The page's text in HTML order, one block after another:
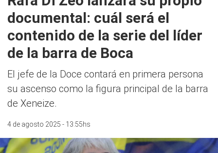
documental: cuál será el
contenido de la serie del líder
de la barra de Boca
El jefe de la Doce contará en primera persona
su ascenso como la figura principal de la barra
de Xeneize.
4 de agosto 2025 - 13:55hs